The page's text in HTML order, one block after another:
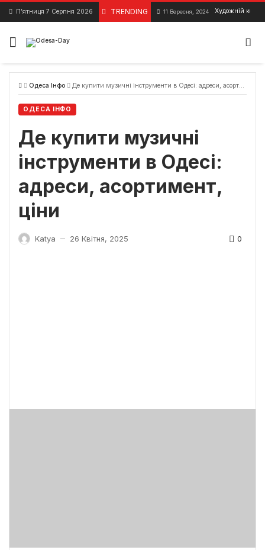
Skip
content
П’ятниця 7 Серпня 2026 TRENDING 11 Вересня, 2024 Художній
Одеса Інфо Де купити музичні інструменти в Одесі: адреси, асортимент, ціни
ОДЕСА ІНФО
Де купити музичні
інструменти в Одесі:
адреси, асортимент,
ціни
Katya — 26 Квітня, 2025 0